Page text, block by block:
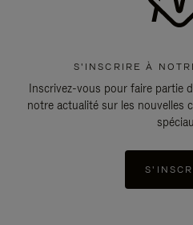
S'INSCRIRE À
Inscrivez-vous pour faire partie
notre actualité sur les nouvelles